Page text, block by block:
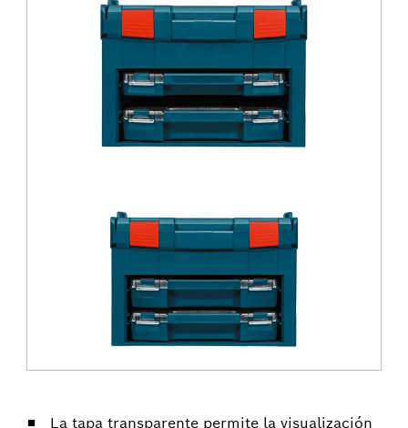
La tapa transparente permite la visualización